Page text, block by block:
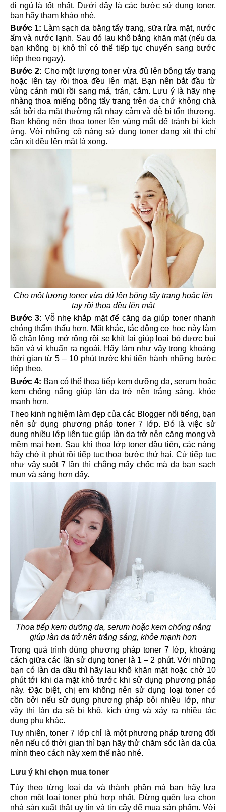
đi ngủ là tốt nhất. Dưới đây là các bước sử dụng toner,
bạn hãy tham khảo nhé.
Bước 1: Làm sạch da bằng tẩy trang, sữa rửa mặt, nước
ấm và nước lạnh. Sau đó lau khô bằng khăn mặt (nếu da
bạn không bị khô thì có thể tiếp tục chuyển sang bước
tiếp theo ngay).
Bước 2: Cho một lượng toner vừa đủ lên bông tẩy trang
hoặc lên tay rồi thoa đều lên mặt. Bạn nên bắt đầu từ
vùng cánh mũi rồi sang má, trán, cằm. Lưu ý là hãy nhẹ
nhàng thoa miếng bông tẩy trang trên da chứ không chà
sát bởi da mặt thường rất nhạy cảm và dễ bị tổn thương.
Bạn không nên thoa toner lên vùng mắt để tránh bị kích
ứng. Với những cô nàng sử dụng toner dạng xịt thì chỉ
cần xịt đều lên mặt là xong.
Cho một lượng toner vừa đủ lên bông tẩy trang hoặc lên
tay rồi thoa đều lên mặt
Bước 3: Vỗ nhẹ khắp mặt để căng da giúp toner nhanh
chóng thẩm thấu hơn. Mặt khác, tác động cơ học này làm
lỗ chân lông mở rộng rồi se khít lại giúp loại bỏ được bui
bẩn và vi khuẩn ra ngoài. Hãy làm như vậy trong khoảng
thời gian từ 5 – 10 phút trước khi tiến hành những bước
tiếp theo.
Bước 4: Bạn có thể thoa tiếp kem dưỡng da, serum hoặc
kem chống nắng giúp làn da trở nên trắng sáng, khỏe
mạnh hơn.
Theo kinh nghiệm làm đẹp của các Blogger nổi tiếng, bạn
nên sử dụng phương pháp toner 7 lớp. Đó là việc sử
dụng nhiều lớp liên tục giúp làn da trở nên căng mọng và
mềm mại hơn. Sau khi thoa lớp toner đầu tiên, các nàng
hãy chờ ít phút rồi tiếp tục thoa bước thứ hai. Cứ tiếp tục
như vậy suốt 7 lần thì chẳng mấy chốc mà da bạn sạch
mụn và sáng hơn đấy.
Thoa tiếp kem dưỡng da, serum hoặc kem chống nắng
giúp làn da trở nên trắng sáng, khỏe mạnh hơn
Trong quá trình dùng phương pháp toner 7 lớp, khoảng
cách giữa các lần sử dụng toner là 1 – 2 phút. Với những
bạn có làn da dầu thì hãy lau khô khăn mặt hoặc chờ 10
phút tới khi da mặt khô trước khi sử dụng phương pháp
này. Đặc biệt, chị em không nên sử dụng loại toner có
cồn bởi nếu sử dụng phương pháp bôi nhiều lớp, như
vậy thì làn da sẽ bị khô, kích ứng và xảy ra nhiều tác
dụng phụ khác.
Tuy nhiên, toner 7 lớp chỉ là một phương pháp tương đối
nên nếu có thời gian thì bạn hãy thử chăm sóc làn da của
mình theo cách này xem thế nào nhé.
Lưu ý khi chọn mua toner
Tùy theo từng loại da và thành phần mà bạn hãy lựa
chọn một loại toner phù hợp nhất. Đừng quên lựa chọn
nhà sản xuất thật uy tín và tin cậy để mua sản phẩm. Với